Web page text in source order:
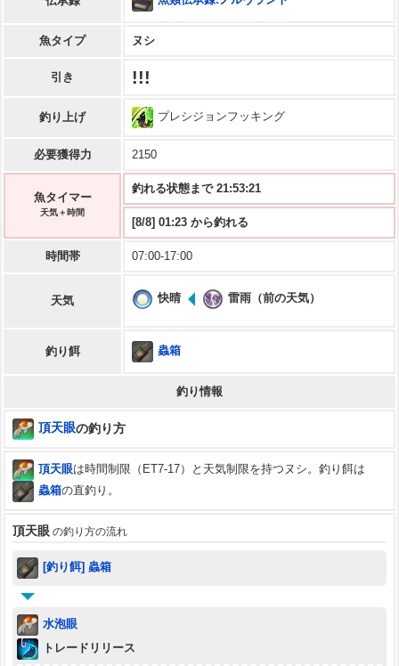
魚タイプ ヌシ
引き !!!
釣り上げ プレシジョンフッキング
必要獲得力 2150
魚タイマー
天気＋時間
釣れる状態まで 21:53:20
[8/8] 01:23 から釣れる
時間帯 07:00-17:00
天気 快晴 雷雨（前の天気）
釣り餌 蟲箱
釣り情報
頂天眼の釣り方
頂天眼は時間制限（ET7-17）と天気制限を持つヌシ。釣り餌は
蟲箱の直釣り。
頂天眼 の釣り方の流れ
[釣り餌] 蟲箱
水泡眼
トレードリリース